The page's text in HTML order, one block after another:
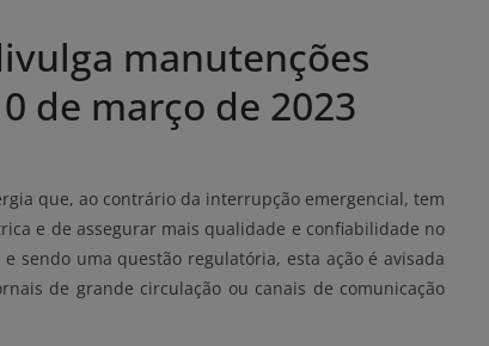
manutenções
de março de 2023
que, ao contrário da interrupção emergencial, tem
e de assegurar mais qualidade e confiabilidade no
sendo uma questão regulatória, esta ação é avisada
de grande circulação ou canais de comunicação